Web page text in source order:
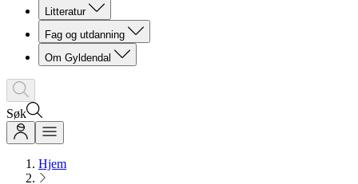
Litteratur
Fag og utdanning
Om Gyldendal
Søk
Hjem